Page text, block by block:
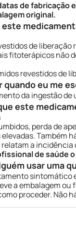
de fabricação
original.
este
de
fitoterápicos não
revestidos de
quando eu me
da ingestão de
este
perda de
elevadas. Também
a incidência
de saúde
usar uma
sintomático
a embalagem ou
proceder. Não